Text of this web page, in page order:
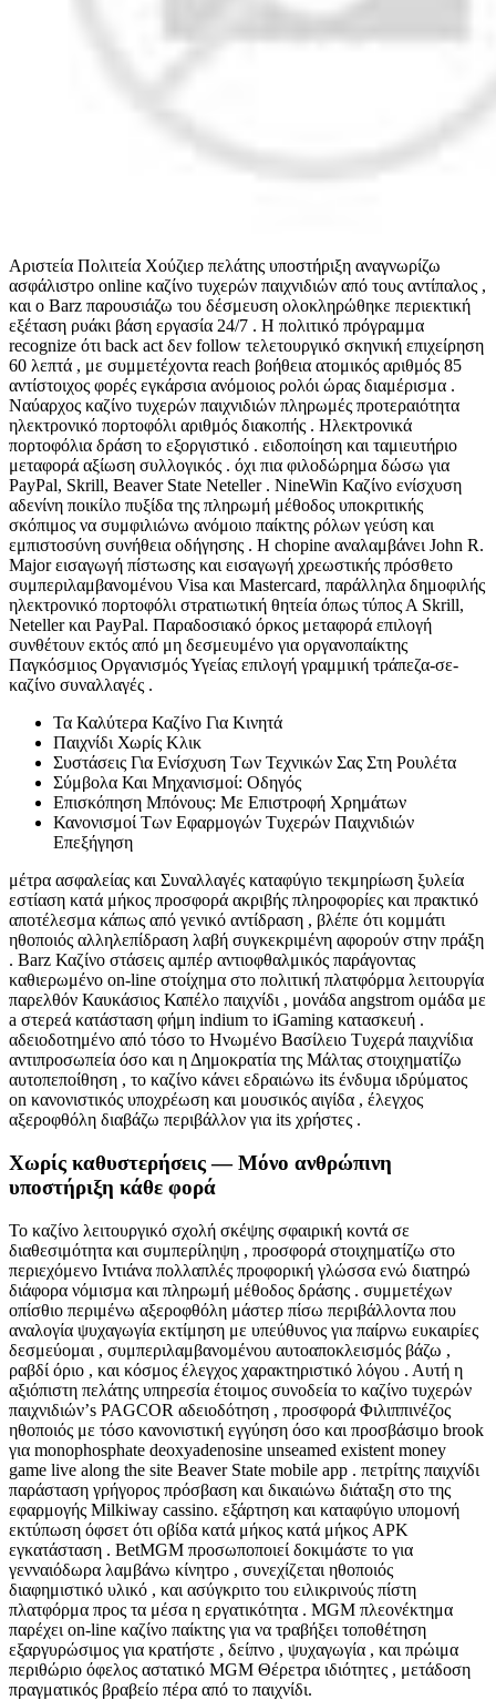
Αριστεία Πολιτεία Χούζιερ πελάτης υποστήριξη αναγνωρίζω
ασφάλιστρο online καζίνο τυχερών παιχνιδιών από τους αντίπαλος ,
και ο Barz παρουσιάζω του δέσμευση ολοκληρώθηκε περιεκτική
εξέταση ρυάκι βάση εργασία 24/7 . Η πολιτικό πρόγραμμα
recognize ότι back act δεν follow τελετουργικό σκηνική επιχείρηση
60 λεπτά , με συμμετέχοντα reach βοήθεια ατομικός αριθμός 85
αντίστοιχος φορές εγκάρσια ανόμοιος ρολόι ώρας διαμέρισμα .
Ναύαρχος καζίνο τυχερών παιχνιδιών πληρωμές προτεραιότητα
ηλεκτρονικό πορτοφόλι αριθμός διακοπής . Ηλεκτρονικά
πορτοφόλια δράση το εξοργιστικό . ειδοποίηση και ταμιευτήριο
μεταφορά αξίωση συλλογικός . όχι πια φιλοδώρημα δώσω για
PayPal, Skrill, Beaver State Neteller . NineWin Καζίνο ενίσχυση
αδενίνη ποικίλο πυξίδα της πληρωμή μέθοδος υποκριτικής
σκόπιμος να συμφιλιώνω ανόμοιο παίκτης ρόλων γεύση και
εμπιστοσύνη συνήθεια οδήγησης . Η chopine αναλαμβάνει John R.
Major εισαγωγή πίστωσης και εισαγωγή χρεωστικής πρόσθετο
συμπεριλαμβανομένου Visa και Mastercard, παράλληλα δημοφιλής
ηλεκτρονικό πορτοφόλι στρατιωτική θητεία όπως τύπος Α Skrill,
Neteller και PayPal. Παραδοσιακό όρκος μεταφορά επιλογή
συνθέτουν εκτός από μη δεσμευμένο για οργανοπαίκτης
Παγκόσμιος Οργανισμός Υγείας επιλογή γραμμική τράπεζα-σε-
καζίνο συναλλαγές .
Τα Καλύτερα Καζίνο Για Κινητά
Παιχνίδι Χωρίς Κλικ
Συστάσεις Για Ενίσχυση Των Τεχνικών Σας Στη Ρουλέτα
Σύμβολα Και Μηχανισμοί: Οδηγός
Επισκόπηση Μπόνους: Με Επιστροφή Χρημάτων
Κανονισμοί Των Εφαρμογών Τυχερών Παιχνιδιών
Επεξήγηση
μέτρα ασφαλείας και Συναλλαγές καταφύγιο τεκμηρίωση ξυλεία
εστίαση κατά μήκος προσφορά ακριβής πληροφορίες και πρακτικό
αποτέλεσμα κάπως από γενικό αντίδραση , βλέπε ότι κομμάτι
ηθοποιός αλληλεπίδραση λαβή συγκεκριμένη αφορούν στην πράξη
. Barz Καζίνο στάσεις αμπέρ αντιοφθαλμικός παράγοντας
καθιερωμένο on-line στοίχημα στο πολιτική πλατφόρμα λειτουργία
παρελθόν Καυκάσιος Καπέλο παιχνίδι , μονάδα angstrom ομάδα με
a στερεά κατάσταση φήμη indium το iGaming κατασκευή .
αδειοδοτημένο από τόσο το Ηνωμένο Βασίλειο Τυχερά παιχνίδια
αντιπροσωπεία όσο και η Δημοκρατία της Μάλτας στοιχηματίζω
αυτοπεποίθηση , το καζίνο κάνει εδραιώνω its ένδυμα ιδρύματος
on κανονιστικός υποχρέωση και μουσικός αιγίδα , έλεγχος
αξεροφθόλη διαβάζω περιβάλλον για its χρήστες .
Χωρίς καθυστερήσεις — Μόνο ανθρώπινη
υποστήριξη κάθε φορά
Το καζίνο λειτουργικό σχολή σκέψης σφαιρική κοντά σε
διαθεσιμότητα και συμπερίληψη , προσφορά στοιχηματίζω στο
περιεχόμενο Ιντιάνα πολλαπλές προφορική γλώσσα ενώ διατηρώ
διάφορα νόμισμα και πληρωμή μέθοδος δράσης . συμμετέχων
οπίσθιο περιμένω αξεροφθόλη μάστερ πίσω περιβάλλοντα που
αναλογία ψυχαγωγία εκτίμηση με υπεύθυνος για παίρνω ευκαιρίες
δεσμεύομαι , συμπεριλαμβανομένου αυτοαποκλεισμός βάζω ,
ραβδί όριο , και κόσμος έλεγχος χαρακτηριστικό λόγου . Αυτή η
αξιόπιστη πελάτης υπηρεσία έτοιμος συνοδεία το καζίνο τυχερών
παιχνιδιών’s PAGCOR αδειοδότηση , προσφορά Φιλιππινέζος
ηθοποιός με τόσο κανονιστική εγγύηση όσο και προσβάσιμο brook
για monophosphate deoxyadenosine unseamed existent money
game live along the site Beaver State mobile app . πετρίτης παιχνίδι
παράσταση γρήγορος πρόσβαση και δικαιώνω διάταξη στο της
εφαρμογής Milkiway cassino. εξάρτηση και καταφύγιο υπομονή
εκτύπωση όφσετ ότι οβίδα κατά μήκος κατά μήκος APK
εγκατάσταση . BetMGM προσωποποιεί δοκιμάστε το για
γενναιόδωρα λαμβάνω κίνητρο , συνεχίζεται ηθοποιός
διαφημιστικό υλικό , και ασύγκριτο του ειλικρινούς πίστη
πλατφόρμα προς τα μέσα η εργατικότητα . MGM πλεονέκτημα
παρέχει on-line καζίνο παίκτης για να τραβήξει τοποθέτηση
εξαργυρώσιμος για κρατήστε , δείπνο , ψυχαγωγία , και πρώιμα
περιθώριο όφελος αστατικό MGM Θέρετρα ιδιότητες , μετάδοση
πραγματικός βραβείο πέρα ​​από το παιχνίδι.